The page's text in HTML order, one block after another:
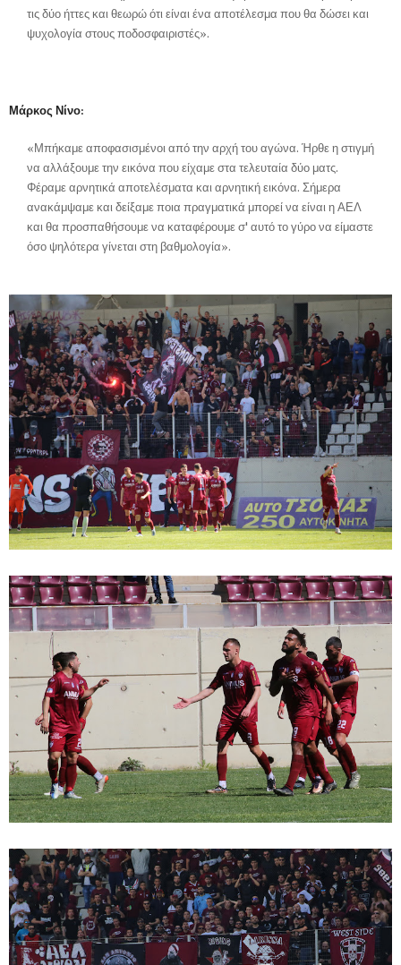
τις δύο ήττες και θεωρώ ότι είναι ένα αποτέλεσμα που θα δώσει και
ψυχολογία στους ποδοσφαιριστές».
Μάρκος Νίνο:
«Μπήκαμε αποφασισμένοι από την αρχή του αγώνα. Ήρθε η στιγμή
να αλλάξουμε την εικόνα που είχαμε στα τελευταία δύο ματς.
Φέραμε αρνητικά αποτελέσματα και αρνητική εικόνα. Σήμερα
ανακάμψαμε και δείξαμε ποια πραγματικά μπορεί να είναι η ΑΕΛ
και θα προσπαθήσουμε να καταφέρουμε σ' αυτό το γύρο να είμαστε
όσο ψηλότερα γίνεται στη βαθμολογία».